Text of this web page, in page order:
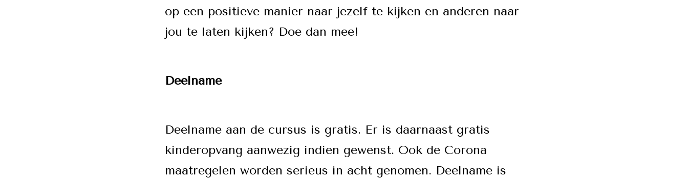
op een positieve manier naar jezelf te kijken en anderen naar
jou te laten kijken? Doe dan mee!
Deelname
Deelname aan de cursus is gratis. Er is daarnaast gratis
kinderopvang aanwezig indien gewenst. Ook de Corona
maatregelen worden serieus in acht genomen. Deelname is